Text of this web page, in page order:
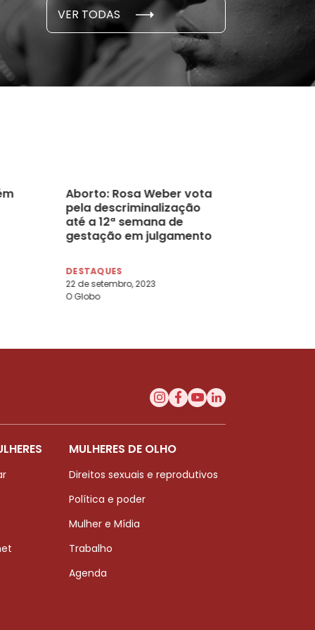
VER TODAS
E PESQUISAS
novembro, 2021
Aborto: Rosa Weber vota
pela descriminalização
até a 12ª semana de
gestação em julgamento
DESTAQUES
22 de setembro, 2023
O Globo
MULHERES DE OLHO
Direitos sexuais e reprodutivos
Política e poder
Mulher e Mídia
Trabalho
Agenda